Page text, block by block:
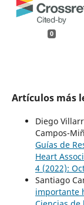
0
Artículos más
Diego
Campos-
Guías de
Heart
4 (2022):
Santiago
importante